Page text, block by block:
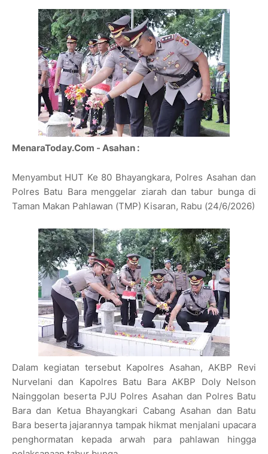
MenaraToday.Com - Asahan :
Menyambut HUT Ke 80 Bhayangkara, Polres Asahan dan
Polres Batu Bara menggelar ziarah dan tabur bunga di
Taman Makan Pahlawan (TMP) Kisaran, Rabu (24/6/2026)
Dalam kegiatan tersebut Kapolres Asahan, AKBP Revi
Nurvelani dan Kapolres Batu Bara AKBP Doly Nelson
Nainggolan beserta PJU Polres Asahan dan Polres Batu
Bara dan Ketua Bhayangkari Cabang Asahan dan Batu
Bara beserta jajarannya tampak hikmat menjalani upacara
penghormatan kepada arwah para pahlawan hingga